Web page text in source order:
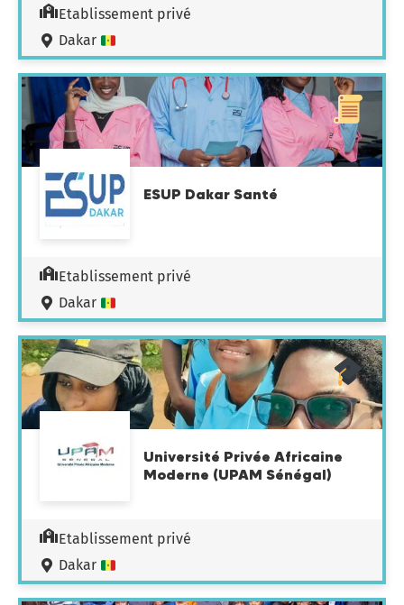
Etablissement privé
Dakar
ESUP Dakar Santé
Etablissement privé
Dakar
Université Privée Africaine
Moderne (UPAM Sénégal)
Etablissement privé
Dakar